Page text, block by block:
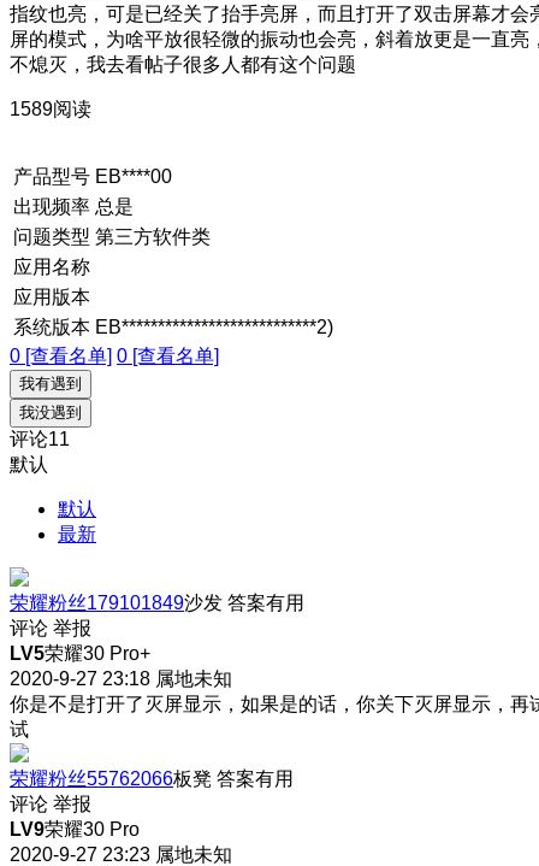
指纹也亮，可是已经关了抬手亮屏，而且打开了双击屏幕才会
屏的模式，为啥平放很轻微的振动也会亮，斜着放更是一直亮
不熄灭，我去看帖子很多人都有这个问题
1589阅读
产品型号 EB****00
出现频率 总是
问题类型 第三方软件类
应用名称
应用版本
系统版本 EB***************************2)
0 [查看名单] 0 [查看名单]
我有遇到
我没遇到
评论11
默认
默认
最新
荣耀粉丝179101849沙发 答案有用
评论 举报
LV5荣耀30 Pro+
2020-9-27 23:18 属地未知
你是不是打开了灭屏显示，如果是的话，你关下灭屏显示，再
试
荣耀粉丝55762066板凳 答案有用
评论 举报
LV9荣耀30 Pro
2020-9-27 23:23 属地未知